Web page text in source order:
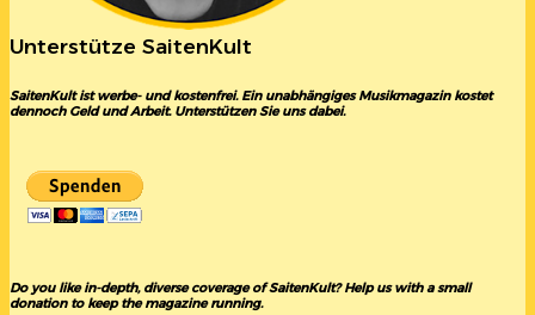
Unterstütze SaitenKult
SaitenKult ist werbe- und kostenfrei. Ein unabhängiges Musikmagazin kostet
dennoch Geld und Arbeit. Unterstützen Sie uns dabei.
Do you like in-depth, diverse coverage of SaitenKult? Help us with a small
donation to keep the magazine running.